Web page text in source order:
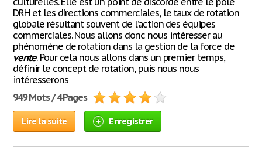
DRH et les directions commerciales, le taux de rotation
globale résultant souvent de l’action des équipes
commerciales. Nous allons donc nous intéresser au
phénomène de rotation dans la gestion de la force de
vente. Pour cela nous allons dans un premier temps,
définir le concept de rotation, puis nous nous
intéresserons
949 Mots / 4 Pages
Lire la suite Enregistrer